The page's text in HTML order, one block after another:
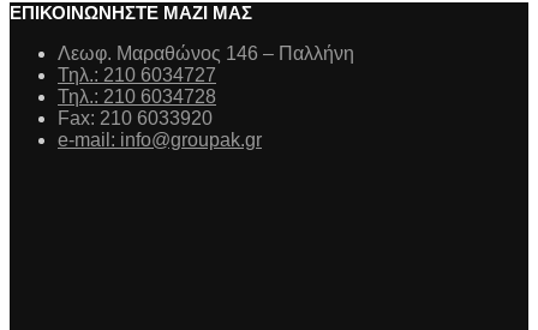
ΕΠΙΚΟΙΝΩΝΗΣΤΕ ΜΑΖΙ ΜΑΣ
Λεωφ. Μαραθώνος 146 – Παλλήνη
Τηλ.: 210 6034727
Τηλ.: 210 6034728
Fax: 210 6033920
e-mail: info@groupak.gr